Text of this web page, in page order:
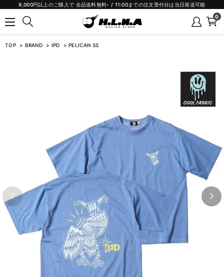
8,000円以上のご購入で 全品送料無料- / 11:00までの注文受付分は当日発送可能
0
TOP BRAND IPD PELICAN SS